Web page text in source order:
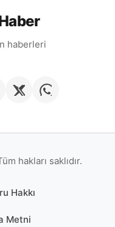
haberleri
hakları saklıdır.
Hakkı
Metni